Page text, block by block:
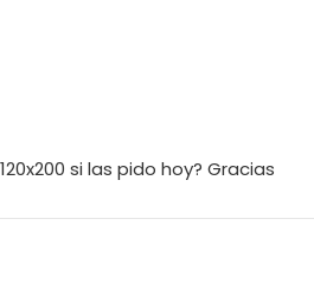
si las pido hoy? Gracias